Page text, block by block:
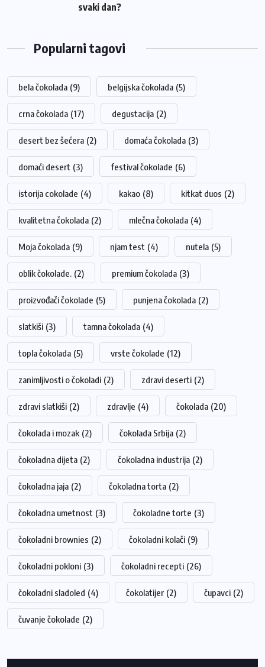
svaki dan?
Popularni tagovi
bela čokolada (9) belgijska čokolada (5)
crna čokolada (17) degustacija (2)
desert bez šećera (2) domaća čokolada (3)
domaći desert (3) festival čokolade (6)
istorija cokolade (4) kakao (8) kitkat duos (2)
kvalitetna čokolada (2) mlečna čokolada (4)
Moja čokolada (9) njam test (4) nutela (5)
oblik čokolade. (2) premium čokolada (3)
proizvođači čokolade (5) punjena čokolada (2)
slatkiši (3) tamna čokolada (4)
topla čokolada (5) vrste čokolade (12)
zanimljivosti o čokoladi (2) zdravi deserti (2)
zdravi slatkiši (2) zdravlje (4) čokolada (20)
čokolada i mozak (2) čokolada Srbija (2)
čokoladna dijeta (2) čokoladna industrija (2)
čokoladna jaja (2) čokoladna torta (2)
čokoladna umetnost (3) čokoladne torte (3)
čokoladni brownies (2) čokoladni kolači (9)
čokoladni pokloni (3) čokoladni recepti (26)
čokoladni sladoled (4) čokolatijer (2) čupavci (2)
čuvanje čokolade (2)